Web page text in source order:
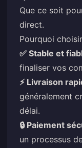
Que ce soit
direct.
Pourquoi
✅ Stable et
finaliser vos
⚡ Livraison
généralement
délai.
🔒 Paiement
un processus